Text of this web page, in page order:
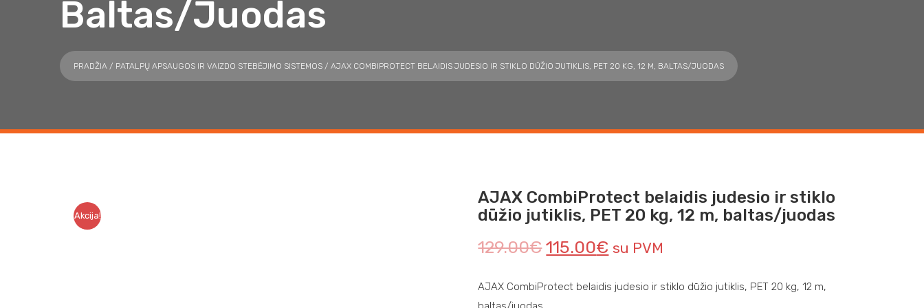
Baltas/juodas
PRADŽIA / PATALPŲ APSAUGOS IR VAIZDO STEBĖJIMO SISTEMOS / AJAX COMBIPROTECT BELAIDIS JUDESIO IR STIKLO DŪŽIO JUTIKLIS, PET 20 KG, 12 M, BALTAS/JUODAS
Akcija!
AJAX CombiProtect belaidis judesio ir stiklo
dūžio jutiklis, PET 20 kg, 12 m, baltas/juodas
129.00€ 115.00€ su PVM
AJAX CombiProtect belaidis judesio ir stiklo dūžio jutiklis, PET 20 kg, 12 m,